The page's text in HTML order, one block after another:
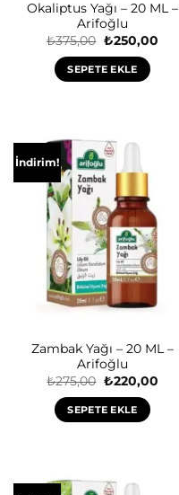
Okaliptus Yağı – 20 ML –
Arifoğlu
₺375,00 Orijinal
₺375,00.
₺250,00Şu
SEPETE EKLE
İndirim!
Zambak Yağı – 20 ML –
Arifoğlu
₺275,00 Orijinal
₺275,00.
₺220,00Şu
SEPETE EKLE